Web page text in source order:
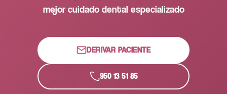
mejor cuidado dental especializado
DERIVAR PACIENTE
950 13 51 85